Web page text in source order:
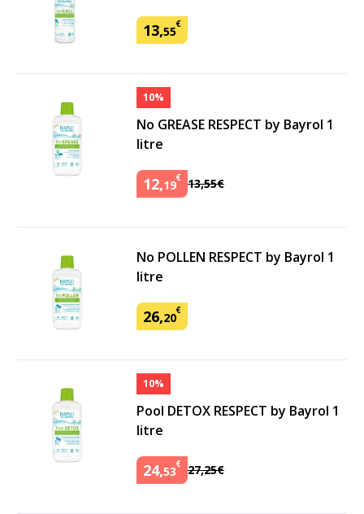
13,55€
10%
No GREASE RESPECT by Bayrol 1
litre
12,19€ 13,55€
No POLLEN RESPECT by Bayrol 1
litre
26,20€
10%
Pool DETOX RESPECT by Bayrol 1
litre
24,53€ 27,25€